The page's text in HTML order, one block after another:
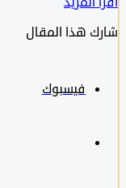
هذا المقال
فيسبوك